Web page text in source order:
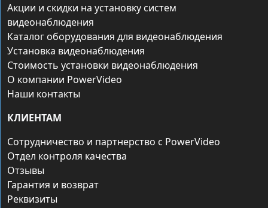
Акции и скидки на установку систем
видеонаблюдения
Каталог оборудования для видеонаблюдения
Установка видеонаблюдения
Стоимость установки видеонаблюдения
О компании PowerVideo
Наши контакты
КЛИЕНТАМ
Сотрудничество и партнерство с PowerVideo
Отдел контроля качества
Отзывы
Гарантия и возврат
Реквизиты